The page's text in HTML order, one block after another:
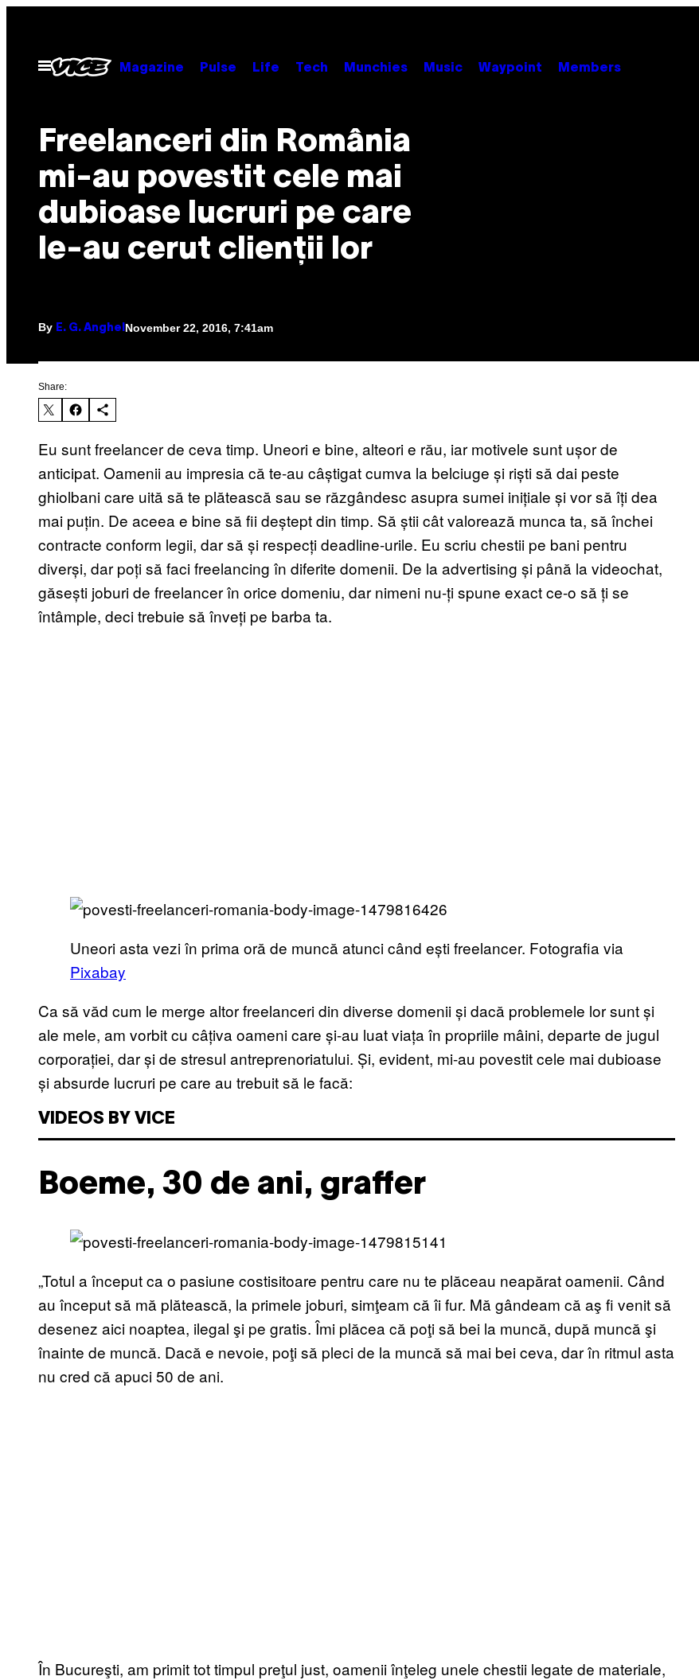
contentOpen
Menu
Magazine Pulse Life Tech Munchies Music Waypoint Members
Freelanceri din România
mi-au povestit cele mai
dubioase lucruri pe care
le-au cerut clienții lor
By E. G. Anghel November 22, 2016, 7:41am
Share:
Eu sunt freelancer de ceva timp. Uneori e bine, alteori e rău, iar motivele sunt ușor de
anticipat. Oamenii au impresia că te-au câștigat cumva la belciuge și riști să dai peste
ghiolbani care uită să te plătească sau se răzgândesc asupra sumei inițiale și vor să îți dea
mai puțin. De aceea e bine să fii deștept din timp. Să știi cât valorează munca ta, să închei
contracte conform legii, dar să și respecți deadline-urile. Eu scriu chestii pe bani pentru
diverși, dar poți să faci freelancing în diferite domenii. De la advertising și până la videochat,
găsești joburi de freelancer în orice domeniu, dar nimeni nu-ți spune exact ce-o să ți se
întâmple, deci trebuie să înveți pe barba ta.
Uneori asta vezi în prima oră de muncă atunci când ești freelancer. Fotografia via
Pixabay
Ca să văd cum le merge altor freelanceri din diverse domenii și dacă problemele lor sunt și
ale mele, am vorbit cu câțiva oameni care și-au luat viața în propriile mâini, departe de jugul
corporației, dar și de stresul antreprenoriatului. Și, evident, mi-au povestit cele mai dubioase
și absurde lucruri pe care au trebuit să le facă:
VIDEOS BY VICE
Boeme, 30 de ani, graffer
„Totul a început ca o pasiune costisitoare pentru care nu te plăceau neapărat oamenii. Când
au început să mă plătească, la primele joburi, simţeam că îi fur. Mă gândeam că aş fi venit să
desenez aici noaptea, ilegal şi pe gratis. Îmi plăcea că poţi să bei la muncă, după muncă şi
înainte de muncă. Dacă e nevoie, poţi să pleci de la muncă să mai bei ceva, dar în ritmul asta
nu cred că apuci 50 de ani.
În Bucureşti, am primit tot timpul preţul just, oamenii înţeleg unele chestii legate de materiale,